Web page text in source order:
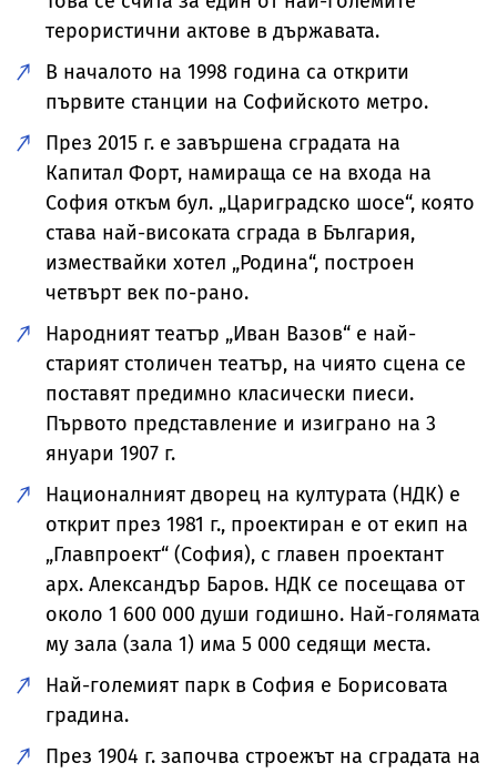
терористични актове в държавата.
В началото на 1998 година са открити
първите станции на Софийското метро.
През 2015 г. е завършена сградата на
Капитал Форт, намираща се на входа на
София откъм бул. „Цариградско шосе“, която
става най-високата сграда в България,
измествайки хотел „Родина“, построен
четвърт век по-рано.
Народният театър „Иван Вазов“ е най-
старият столичен театър, на чиято сцена се
поставят предимно класически пиеси.
Първото представление и изиграно на 3
януари 1907 г.
Националният дворец на културата (НДК) е
открит през 1981 г., проектиран е от екип на
„Главпроект“ (София), с главен проектант
арх. Александър Баров. НДК се посещава от
около 1 600 000 души годишно. Най-голямата
му зала (зала 1) има 5 000 седящи места.
Най-големият парк в София е Борисовата
градина.
През 1904 г. започва строежът на сградата на